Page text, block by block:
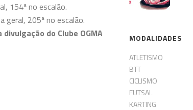
154ª no escalão.
geral, 205ª no escalão.
do Clube OGMA
MODALIDADES
ATLETISMO
BTT
CICLISMO
FUTSAL
KARTING